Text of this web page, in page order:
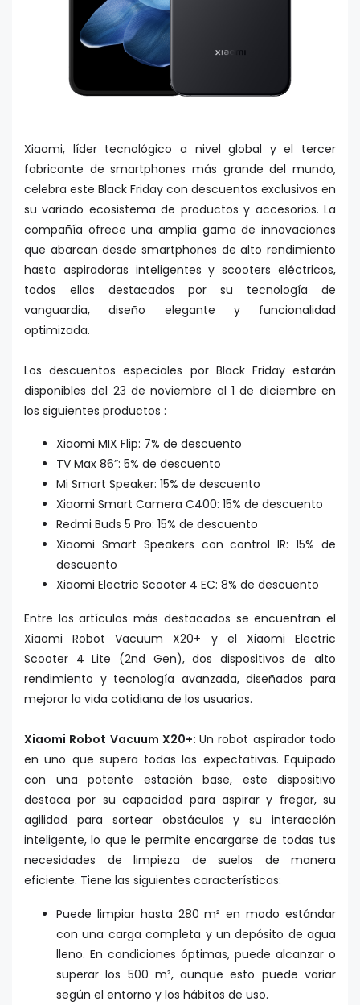
Xiaomi, líder tecnológico a nivel global y el tercer
fabricante de smartphones más grande del mundo,
celebra este Black Friday con descuentos exclusivos en
su variado ecosistema de productos y accesorios. La
compañía ofrece una amplia gama de innovaciones
que abarcan desde smartphones de alto rendimiento
hasta aspiradoras inteligentes y scooters eléctricos,
todos ellos destacados por su tecnología de
vanguardia, diseño elegante y funcionalidad
optimizada.
Los descuentos especiales por Black Friday estarán
disponibles del 23 de noviembre al 1 de diciembre en
los siguientes productos :
Xiaomi MIX Flip: 7% de descuento
TV Max 86”: 5% de descuento
Mi Smart Speaker: 15% de descuento
Xiaomi Smart Camera C400: 15% de descuento
Redmi Buds 5 Pro: 15% de descuento
Xiaomi Smart Speakers con control IR: 15% de
descuento
Xiaomi Electric Scooter 4 EC: 8% de descuento
Entre los artículos más destacados se encuentran el
Xiaomi Robot Vacuum X20+ y el Xiaomi Electric
Scooter 4 Lite (2nd Gen), dos dispositivos de alto
rendimiento y tecnología avanzada, diseñados para
mejorar la vida cotidiana de los usuarios.
Xiaomi Robot Vacuum X20+:Un robot aspirador todo
en uno que supera todas las expectativas. Equipado
con una potente estación base, este dispositivo
destaca por su capacidad para aspirar y fregar, su
agilidad para sortear obstáculos y su interacción
inteligente, lo que le permite encargarse de todas tus
necesidades de limpieza de suelos de manera
eficiente. Tiene las siguientes características:
Puede limpiar hasta 280 m² en modo estándar
con una carga completa y un depósito de agua
lleno. En condiciones óptimas, puede alcanzar o
superar los 500 m², aunque esto puede variar
según el entorno y los hábitos de uso.